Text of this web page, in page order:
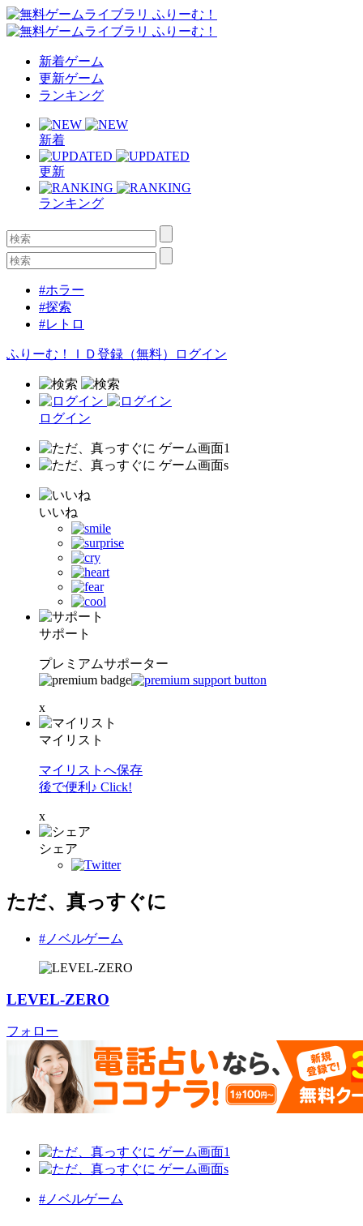
新着ゲーム
更新ゲーム
ランキング
新着
更新
ランキング
#ホラー
#探索
#レトロ
ふりーむ！ＩＤ登録（無料） ログイン
ログイン
いいね
サポート
プレミアムサポーター
x
マイリスト
マイリストへ保存
後で便利♪ Click!
x
シェア
ただ、真っすぐに
#ノベルゲーム
LEVEL-ZERO
フォロー
#ノベルゲーム